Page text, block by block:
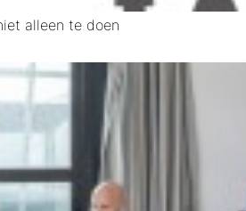
alleen te doen